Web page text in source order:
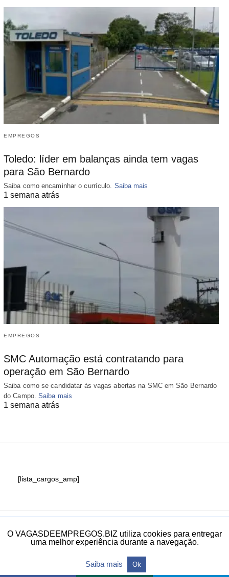
EMPREGOS
Toledo: líder em balanças ainda tem vagas
para São Bernardo
Saiba como encaminhar o currículo. Saiba mais
1 semana atrás
EMPREGOS
SMC Automação está contratando para
operação em São Bernardo
Saiba como se candidatar às vagas abertas na SMC em São Bernardo
do Campo. Saiba mais
1 semana atrás
[lista_cargos_amp]
Fale conosco
O VAGASDEEMPREGOS.BIZ utiliza cookies para entregar
uma melhor experiência durante a navegação.
Saiba mais Ok